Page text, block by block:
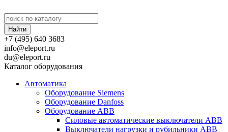
+7 (495) 640 3683
info@eleport.ru
du@eleport.ru
Каталог оборудования
Автоматика
Оборудование Siemens
Оборудование Danfoss
Оборудование ABB
Силовые автоматические выключатели ABB
Выключатели нагрузки и рубильники ABB